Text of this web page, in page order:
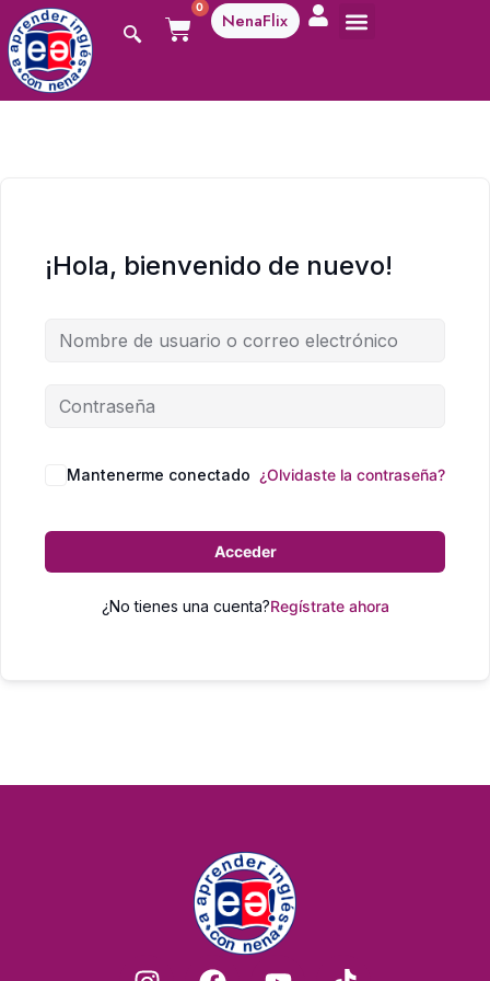
0
NenaFlix
¡Hola, bienvenido de nuevo!
Mantenerme conectado ¿Olvidaste la contraseña?
Acceder
¿No tienes una cuenta?Regístrate ahora